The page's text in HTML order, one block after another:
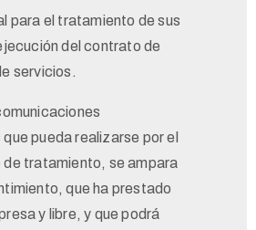
para el tratamiento de sus
del contrato de
servicios.
pueda realizarse por el
de tratamiento, se ampara
que ha prestado
y libre, y que podrá